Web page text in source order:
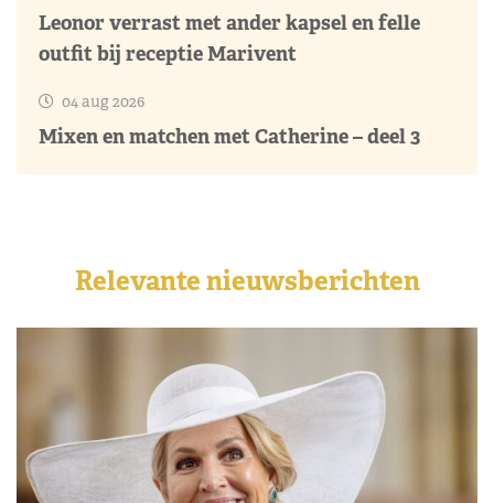
Leonor verrast met ander kapsel en felle
outfit bij receptie Marivent
04 aug 2026
Mixen en matchen met Catherine – deel 3
Relevante nieuwsberichten